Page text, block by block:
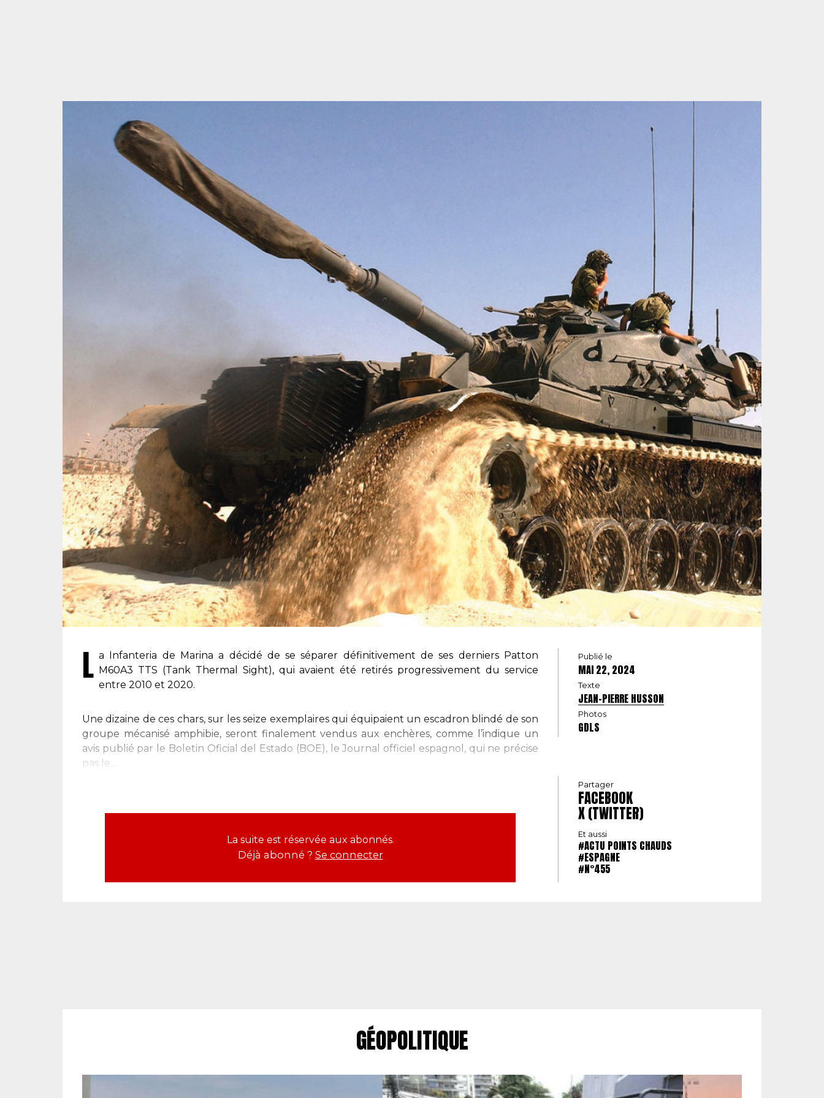
L a Infanteria de Marina a décidé de se séparer définitivement de ses derniers Patton
M60A3 TTS (Tank Thermal Sight), qui avaient été retirés progressivement du service
entre 2010 et 2020.
Une dizaine de ces chars, sur les seize exemplaires qui équipaient un escadron blindé de son
groupe mécanisé amphibie, seront finalement vendus aux enchères, comme l’indique un
avis publié par le Boletin Oficial del Estado (BOE), le Journal officiel espagnol, qui ne précise
pas le...
La suite est réservée aux abonnés.
Déjà abonné ? Se connecter
Publié le
MAI 22, 2024
Texte
JEAN-PIERRE HUSSON
Photos
GDLS
Partager
FACEBOOK
X (TWITTER)
Et aussi
#ACTU POINTS CHAUDS
#ESPAGNE
#N°455
GÉOPOLITIQUE